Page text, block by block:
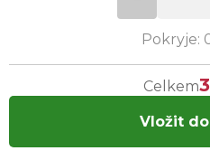
Pokryje:
Celkem
Vložit